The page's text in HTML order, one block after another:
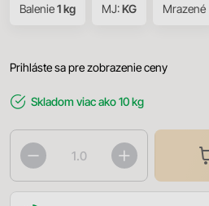
Balenie1 kg MJ:KG Mrazené
Prihláste sa pre zobrazenie ceny
Skladom viac ako 10 kg